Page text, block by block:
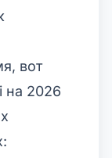
вот
на 2026